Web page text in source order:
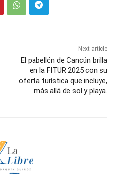
Next article
El pabellón de Cancún brilla
en la FITUR 2025 con su
oferta turística que incluye,
más allá de sol y playa.